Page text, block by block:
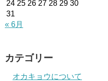
24 25 26 27 28 29 30
31
« 6月
カテゴリー
オカキョウについて